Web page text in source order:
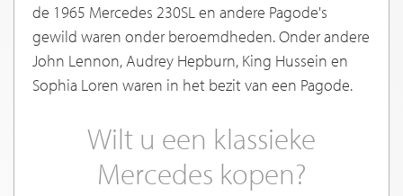
de 1965 Mercedes 230SL en andere Pagode's
gewild waren onder beroemdheden. Onder andere
John Lennon, Audrey Hepburn, King Hussein en
Sophia Loren waren in het bezit van een Pagode.
Wilt u een klassieke
Mercedes kopen?